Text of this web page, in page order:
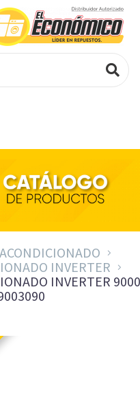
BTU 220V –
INVERTER
INVERTER